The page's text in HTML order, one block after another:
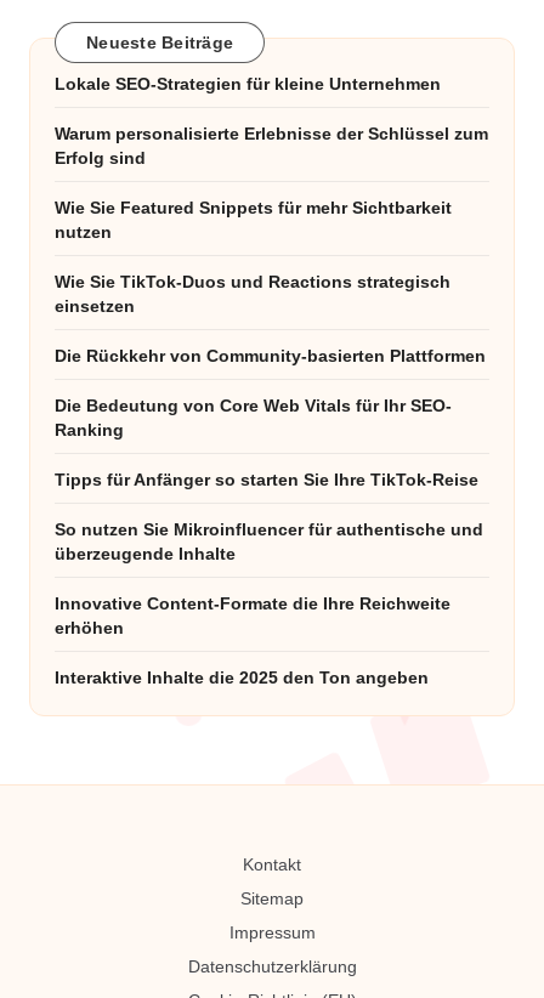
Neueste Beiträge
Lokale SEO-Strategien für kleine Unternehmen
Warum personalisierte Erlebnisse der Schlüssel zum
Erfolg sind
Wie Sie Featured Snippets für mehr Sichtbarkeit
nutzen
Wie Sie TikTok-Duos und Reactions strategisch
einsetzen
Die Rückkehr von Community-basierten Plattformen
Die Bedeutung von Core Web Vitals für Ihr SEO-
Ranking
Tipps für Anfänger so starten Sie Ihre TikTok-Reise
So nutzen Sie Mikroinfluencer für authentische und
überzeugende Inhalte
Innovative Content-Formate die Ihre Reichweite
erhöhen
Interaktive Inhalte die 2025 den Ton angeben
Kontakt
Sitemap
Impressum
Datenschutzerklärung